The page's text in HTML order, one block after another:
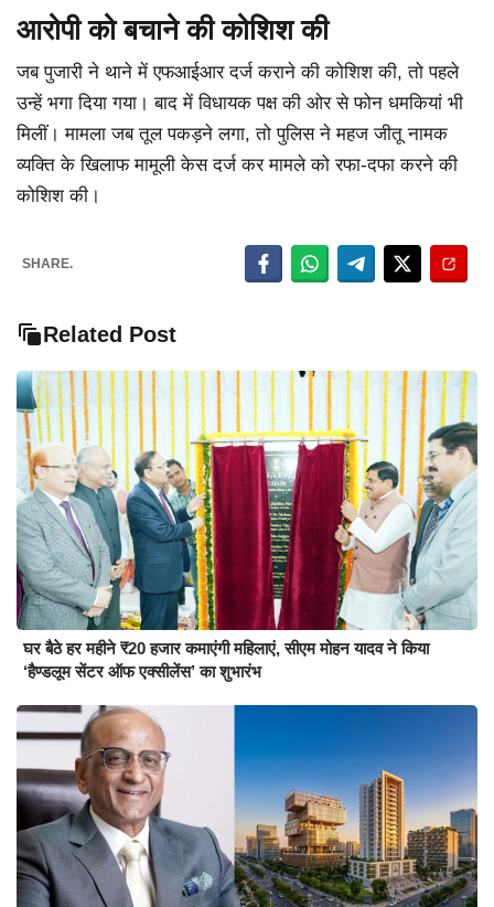
आरोपी को बचाने की कोशिश की
जब पुजारी ने थाने में एफआईआर दर्ज कराने की कोशिश की, तो पहले
उन्हें भगा दिया गया। बाद में विधायक पक्ष की ओर से फोन धमकियां भी
मिलीं। मामला जब तूल पकड़ने लगा, तो पुलिस ने महज जीतू नामक
व्यक्ति के खिलाफ मामूली केस दर्ज कर मामले को रफा-दफा करने की
कोशिश की।
SHARE.
Related Post
घर बैठे हर महीने ₹20 हजार कमाएंगी महिलाएं, सीएम मोहन यादव ने किया
‘हैण्डलूम सेंटर ऑफ एक्सीलेंस’ का शुभारंभ